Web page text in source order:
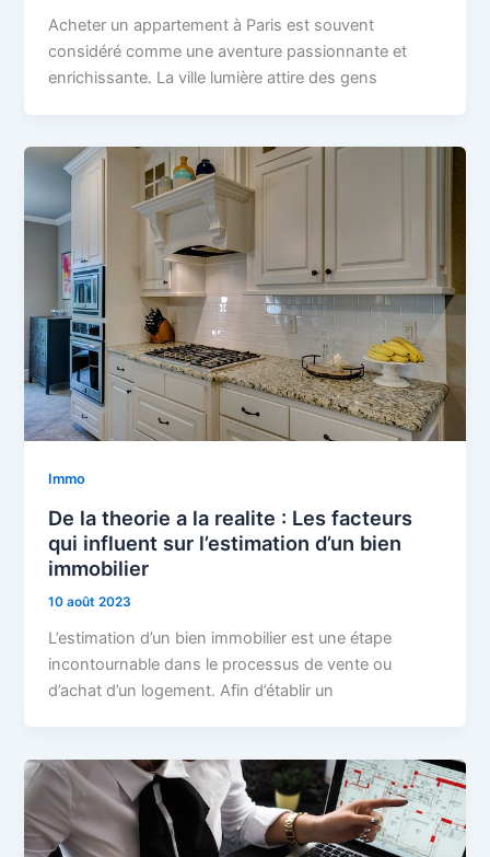
Acheter un appartement à Paris est souvent
considéré comme une aventure passionnante et
enrichissante. La ville lumière attire des gens
Immo
De la theorie a la realite : Les facteurs
qui influent sur l’estimation d’un bien
immobilier
10 août 2023
L’estimation d’un bien immobilier est une étape
incontournable dans le processus de vente ou
d’achat d’un logement. Afin d’établir un